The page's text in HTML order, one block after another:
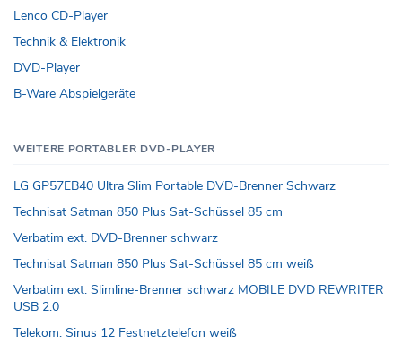
Lenco CD-Player
Technik & Elektronik
DVD-Player
B-Ware Abspielgeräte
WEITERE PORTABLER DVD-PLAYER
LG GP57EB40 Ultra Slim Portable DVD-Brenner Schwarz
Technisat Satman 850 Plus Sat-Schüssel 85 cm
Verbatim ext. DVD-Brenner schwarz
Technisat Satman 850 Plus Sat-Schüssel 85 cm weiß
Verbatim ext. Slimline-Brenner schwarz MOBILE DVD REWRITER
USB 2.0
Telekom. Sinus 12 Festnetztelefon weiß